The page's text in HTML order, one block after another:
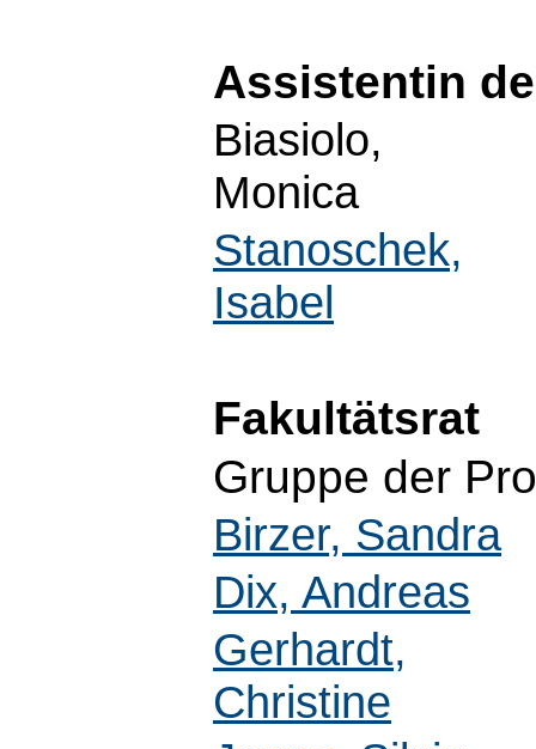
Assistentin
Biasiolo,
Monica
Stanoschek,
Isabel
Fakultätsrat
Gruppe der
Birzer, Sandra
Dix, Andreas
Gerhardt,
Christine